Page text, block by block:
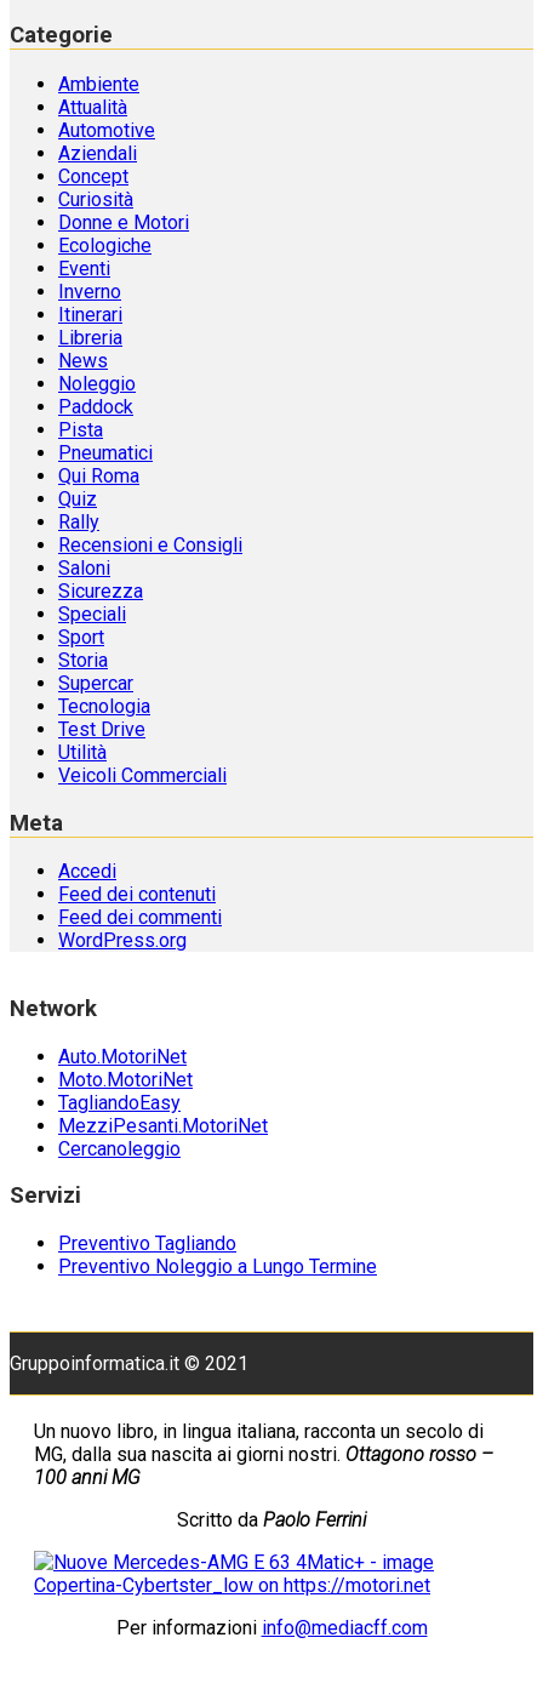
Categorie
Ambiente
Attualità
Automotive
Aziendali
Concept
Curiosità
Donne e Motori
Ecologiche
Eventi
Inverno
Itinerari
Libreria
News
Noleggio
Paddock
Pista
Pneumatici
Qui Roma
Quiz
Rally
Recensioni e Consigli
Saloni
Sicurezza
Speciali
Sport
Storia
Supercar
Tecnologia
Test Drive
Utilità
Veicoli Commerciali
Meta
Accedi
Feed dei contenuti
Feed dei commenti
WordPress.org
Network
Auto.MotoriNet
Moto.MotoriNet
TagliandoEasy
MezziPesanti.MotoriNet
Cercanoleggio
Servizi
Preventivo Tagliando
Preventivo Noleggio a Lungo Termine
Gruppoinformatica.it © 2021
Un nuovo libro, in lingua italiana, racconta un secolo di
MG, dalla sua nascita ai giorni nostri. Ottagono rosso –
100 anni MG
Scritto da Paolo Ferrini
Per informazioni info@mediacff.com